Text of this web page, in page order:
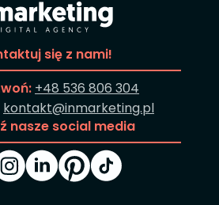
się z nami!
+48 536 806 304
kontakt@inmarketing.pl
nasze social media